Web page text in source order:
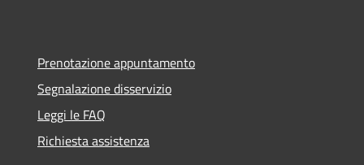
Prenotazione appuntamento
Segnalazione disservizio
Leggi le FAQ
Richiesta assistenza